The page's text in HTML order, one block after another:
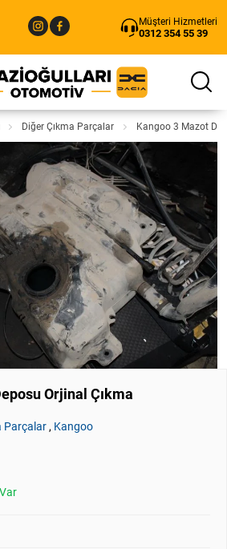
Müşteri Hizmetleri
0312 354 55 39
Diğer Çıkma Parçalar Kangoo 3 Mazot
Orjinal Çıkma
Parçalar , Kangoo